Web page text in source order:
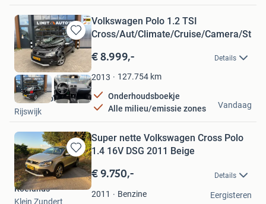
Bewaren
in
Mijn
Favorieten
Volkswagen Polo 1.2 TSI
Cross/Aut/Climate/Cruise/Camera/St.v
€ 8.999,- Details
2013 127.754 km
Onderhoudsboekje
Alle milieu/emissie zones
Limit Auto's
Rijswijk
Vandaag
Bewaren
in
Mijn
Favorieten
Super nette Volkswagen Cross Polo
1.4 16V DSG 2011 Beige
€ 9.750,- Details
2011 Benzine
Roelands
Klein Zundert
Eergisteren